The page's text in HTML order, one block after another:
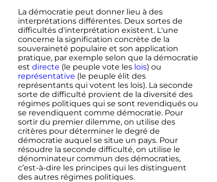
La démocratie peut donner lieu à des
interprétations différentes. Deux sortes de
difficultés d'interprétation existent. L'une
concerne la signification concrète de la
souveraineté populaire et son application
pratique, par exemple selon que la démocratie
est directe (le peuple vote les lois) ou
représentative (le peuple élit des
représentants qui votent les lois). La seconde
sorte de difficulté provient de la diversité des
régimes politiques qui se sont revendiqués ou
se revendiquent comme démocratie. Pour
sortir du premier dilemme, on utilise des
critères pour déterminer le degré de
démocratie auquel se situe un pays. Pour
résoudre la seconde difficulté, on utilise le
dénominateur commun des démocraties,
c’est-à-dire les principes qui les distinguent
des autres régimes politiques.